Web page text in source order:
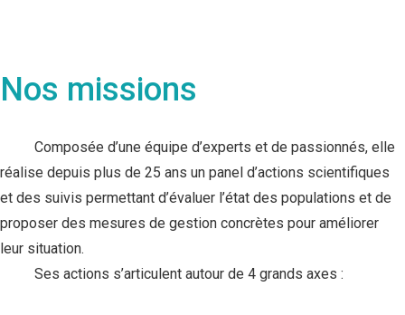
Nos missions
Composée d’une équipe d’experts et de passionnés, elle
réalise depuis plus de 25 ans un panel d’actions scientifiques
et des suivis permettant d’évaluer l’état des populations et de
proposer des mesures de gestion concrètes pour améliorer
leur situation.
Ses actions s’articulent autour de 4 grands axes :